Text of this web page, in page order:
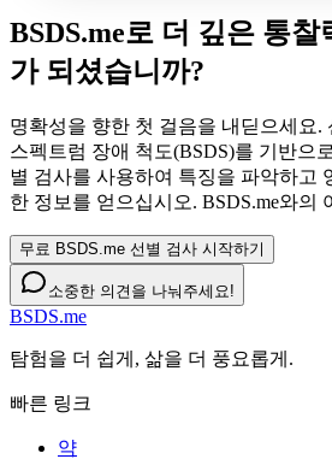
BSDS.me로 더 깊은 통찰
가 되셨습니까?
명확성을 향한 첫 걸음을 내딛으세요.
스펙트럼 장애 척도(BSDS)를 기반으
별 검사를 사용하여 특징을 파악하고
한 정보를 얻으십시오. BSDS.me와의
무료 BSDS.me 선별 검사 시작하기
소중한 의견을 나눠주세요!
BSDS.me
탐험을 더 쉽게, 삶을 더 풍요롭게.
빠른 링크
약